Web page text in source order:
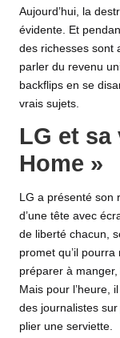
Aujourd’hui, la
évidente. Et
des richesses sont
parler du revenu
backflips en se
vrais sujets.
LG et
Home »
LG a présenté son
d’une tête avec
de liberté chacun,
promet qu’il
préparer à manger,
Mais pour l’heure,
des journalistes
plier une serviette.